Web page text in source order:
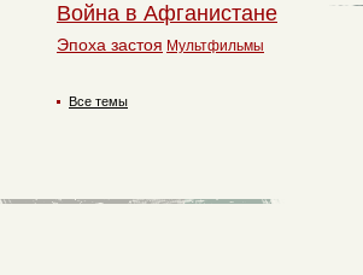
Война в Афганистане
Эпоха застоя Мультфильмы
Все темы